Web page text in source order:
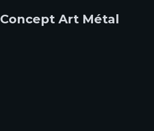
Concept Art Métal